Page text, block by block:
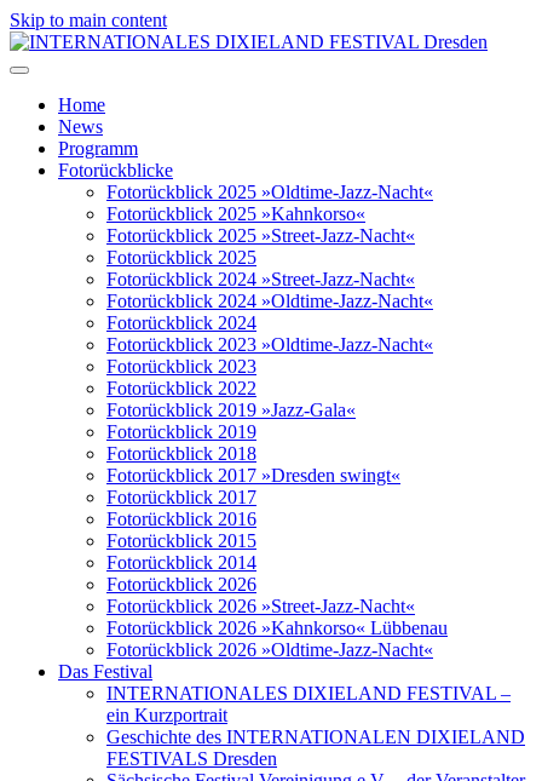
Skip to main content
Home
News
Programm
Fotorückblicke
Fotorückblick 2025 »Oldtime-Jazz-Nacht«
Fotorückblick 2025 »Kahnkorso«
Fotorückblick 2025 »Street-Jazz-Nacht«
Fotorückblick 2025
Fotorückblick 2024 »Street-Jazz-Nacht«
Fotorückblick 2024 »Oldtime-Jazz-Nacht«
Fotorückblick 2024
Fotorückblick 2023 »Oldtime-Jazz-Nacht«
Fotorückblick 2023
Fotorückblick 2022
Fotorückblick 2019 »Jazz-Gala«
Fotorückblick 2019
Fotorückblick 2018
Fotorückblick 2017 »Dresden swingt«
Fotorückblick 2017
Fotorückblick 2016
Fotorückblick 2015
Fotorückblick 2014
Fotorückblick 2026
Fotorückblick 2026 »Street-Jazz-Nacht«
Fotorückblick 2026 »Kahnkorso« Lübbenau
Fotorückblick 2026 »Oldtime-Jazz-Nacht«
Das Festival
INTERNATIONALES DIXIELAND FESTIVAL –
ein Kurzportrait
Geschichte des INTERNATIONALEN DIXIELAND
FESTIVALS Dresden